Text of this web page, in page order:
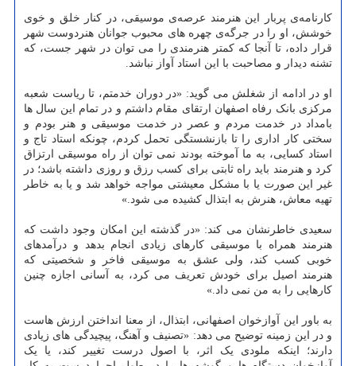
کارنامه‌ی پربار این هنرمند عرصه‌ی موسیقی، در کنار خلق و خوی
خوشش، او را در جرگه‌ی چهره های محبوب جوانان هنردوست شهر
قرار داده، تا آنجا که کمتر هنرمندی را می توان در شهر جست، که
تشنه دیدار و مصاحبت با این استاد آواز نباشد.
او در ادامه از شغلش می گوید: «در دوران خدمتم، تا ریاست شعبه
مرکزی بانک رفاه اصفهان ارتقای مقام داشتم و در تمام این سال ها
بامداد در خدمت مردم و عصر در خدمت موسیقی و هنر بودم و
سختی کار اداری را تا بازنشستگی تحمل کردم، چونکه استاد تاج و
استاد کسایی، به ما آموخته بودند نمی توان از راه موسیقی ارتزاق
کرد و هنرمند باید راه ثابتی برای کسب رزق و روزی داشته باشد؛ در
غیر این صورت یا با مشکل معیشتی مواجه خواهد شد و یا به خاطر
تهیه معاش، هنرش به ابتذال کشیده می شود.»
سعیدی خاطرنشان می کند: «در گذشته این امکان وجود داشت که
هنرمند همراه با موسیقی کارهای زیادی انجام بدهد و درآمدهای
خوبی کسب کند، ولی عشق به موسیقی فاخر و شخصیتی که
هنرمند اصیل برای خودش تعریف می کرد، به آسانی اجازه چنین
کارهایی را به من نمی داد.»
به باور این آوازخوان اصفهانی، ابتذال، از معنا انداختن ارزش هاست
و در این زمینه توضیح می دهد: «تصنیف و آهنگ، پیچیدگی های زیادی
دارند؛ اینکه ملودی یک اثر، با اصول درست تغییر کند، یا یک